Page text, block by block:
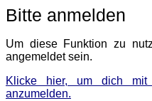
Bitte anmelden
Um diese Funktion zu
angemeldet sein.
Klicke hier, um dich mit
anzumelden.